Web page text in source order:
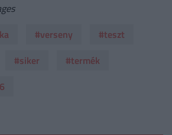
#verseny
#teszt
#siker
#termék